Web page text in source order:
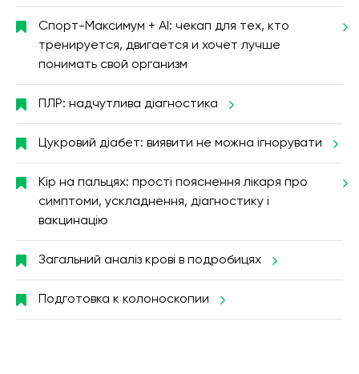
Спорт-Максимум + AI: чекап для тех, кто
тренируется, двигается и хочет лучше
понимать свой организм
ПЛР: надчутлива діагностика
Цукровий діабет: виявити не можна ігнорувати
Кір на пальцях: прості пояснення лікаря про
симптоми, ускладнення, діагностику і
вакцинацію
Загальний аналіз крові в подробицях
Подготовка к колоноскопии